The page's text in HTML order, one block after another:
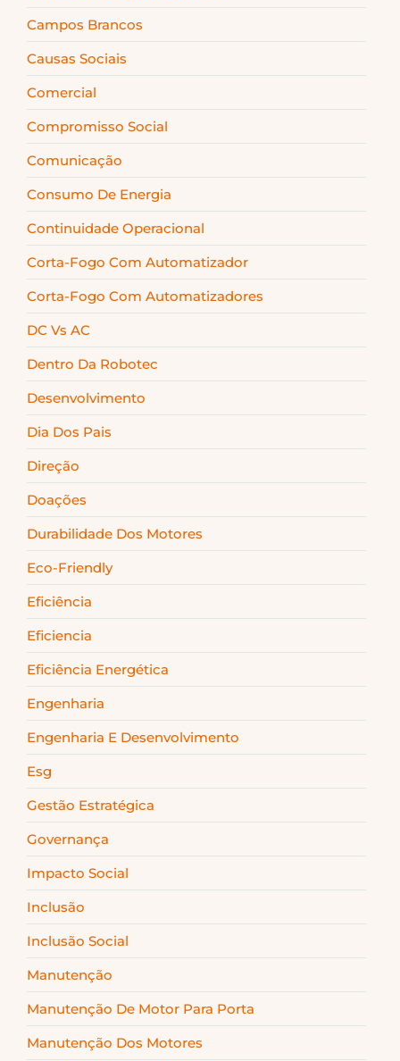
Campos Brancos
Causas Sociais
Comercial
Compromisso Social
Comunicação
Consumo De Energia
Continuidade Operacional
Corta-Fogo Com Automatizador
Corta-Fogo Com Automatizadores
DC Vs AC
Dentro Da Robotec
Desenvolvimento
Dia Dos Pais
Direção
Doações
Durabilidade Dos Motores
Eco-Friendly
Eficiência
Eficiencia
Eficiência Energética
Engenharia
Engenharia E Desenvolvimento
Esg
Gestão Estratégica
Governança
Impacto Social
Inclusão
Inclusão Social
Manutenção
Manutenção De Motor Para Porta
Manutenção Dos Motores